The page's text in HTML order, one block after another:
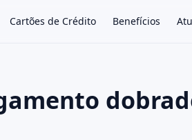
Cartões de Crédito Benefícios
×